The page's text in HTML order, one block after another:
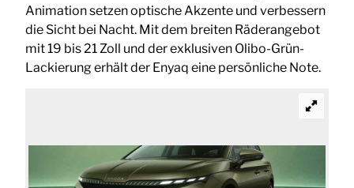
Animation setzen optische Akzente und verbessern
die Sicht bei Nacht. Mit dem breiten Räderangebot
mit 19 bis 21 Zoll und der exklusiven Olibo-Grün-
Lackierung erhält der Enyaq eine persönliche Note.